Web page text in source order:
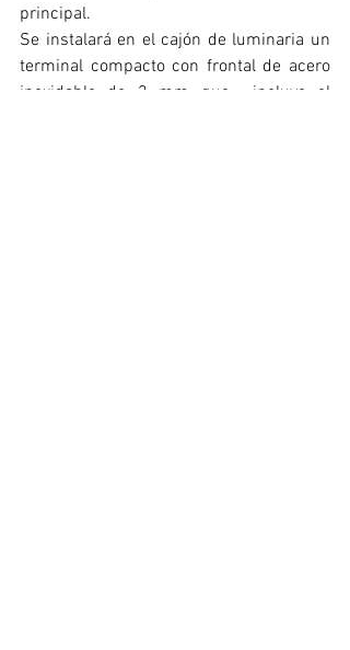
principal.
Se instalará en el cajón de luminaria un
terminal compacto con frontal de acero
inoxidable de 2 mm que  incluye el